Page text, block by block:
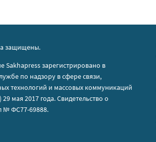
защищены.
Sakhapress зарегистрировано в
по надзору в сфере связи,
технологий и массовых коммуникаций
мая 2017 года. Свидетельство о
№ ФС77-69888.